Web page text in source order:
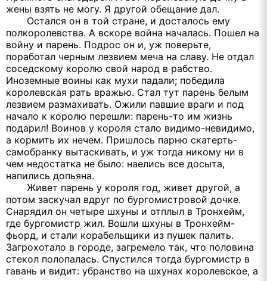
жены взять не могу. Я другой обещание дал.
Остался он в той стране, и досталось ему
полкоролевства. А вскоре война началась. Пошел на
войну и парень. Подрос он и, уж поверьте,
поработал черным лезвием меча на славу. Не отдал
соседскому королю свой народ в рабство.
Иноземные воины как мухи падали; победила
королевская рать вражью. Стал тут парень белым
лезвием размахивать. Ожили павшие враги и под
начало к королю перешли: парень-то им жизнь
подарил! Воинов у короля стало видимо-невидимо,
а кормить их нечем. Пришлось парню скатерть-
самобранку вытаскивать, и уж тогда никому ни в
чем недостатка не было: наелись все досыта,
напились допьяна.
Живет парень у короля год, живет другой, а
потом заскучал вдруг по бургомистровой дочке.
Снарядил он четыре шхуны и отплыл в Тронхейм,
где бургомистр жил. Вошли шхуны в Тронхейм-
фьорд, и стали корабельщики из пушек палить.
Загрохотало в городе, загремело так, что половина
стекол полопалась. Спустился тогда бургомистр в
гавань и видит: убранство на шхунах королевское, а